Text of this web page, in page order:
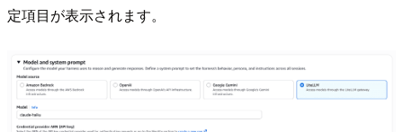
定項目が表示されます。